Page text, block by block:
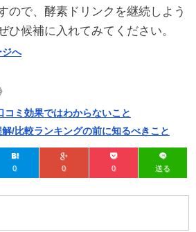
ので、酵素ドリンクを継続しよう
ひ候補に入れてみてください。
ジへ
コミ効果ではわからないこと
/比較ランキングの前に知るべきこと
0 0 0 送る